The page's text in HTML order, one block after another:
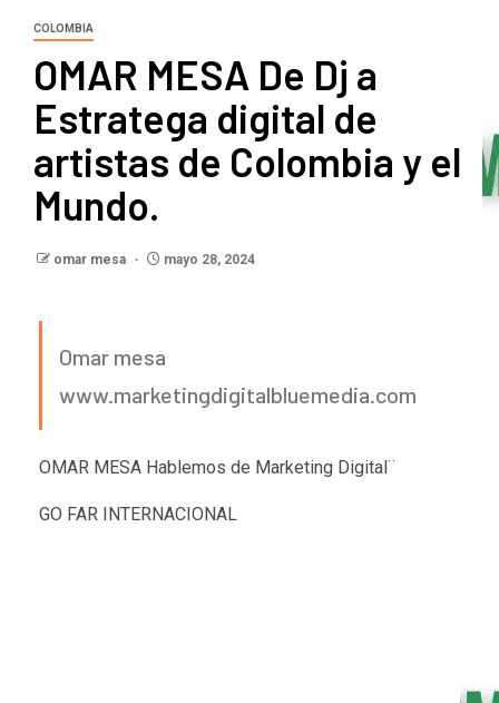
COLOMBIA
OMAR MESA De Dj a
Estratega digital de
artistas de Colombia y el
Mundo.
omar mesa mayo 28, 2024
Omar mesa
www.marketingdigitalbluemedia.com
OMAR MESA Hablemos de Marketing Digital¨
GO FAR INTERNACIONAL